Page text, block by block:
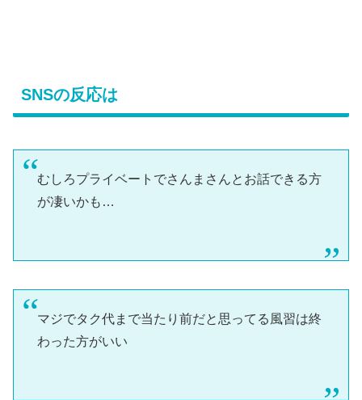
SNSの反応は
むしろプライベートでさんまさんとお話できる方
が凄いかも…
マジでタク代まで当たり前だと思ってる風習は終
わった方がいい